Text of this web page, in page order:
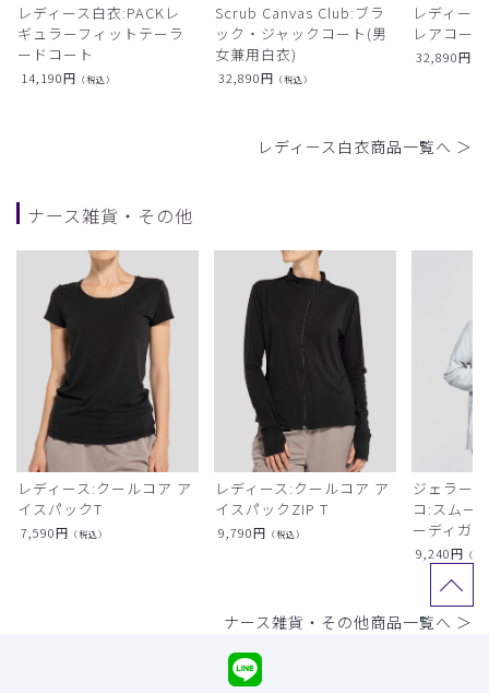
レディース白衣:PACKレ
ギュラーフィットテーラ
ードコート
14,190円 （税込）
Scrub Canvas Club:ブラ
ック・ジャックコート(男
女兼用白衣)
32,890円 （税込）
レディー
レアコート
32,890円
レディース白衣商品一覧へ ＞
ナース雑貨・その他
レディース:クールコア ア
イスパックT
7,590円 （税込）
レディース:クールコア ア
イスパックZIP T
9,790円 （税込）
ジェラー
コ:スムー
ーディガン
9,240円 （税
ナース雑貨・その他商品一覧へ ＞